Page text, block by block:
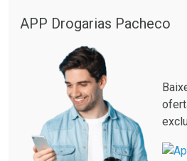
APP Drogarias Pacheco